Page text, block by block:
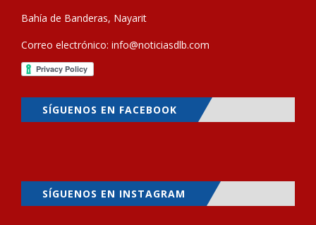
Bahía de Banderas, Nayarit
Correo electrónico: info@noticiasdlb.com
SÍGUENOS EN FACEBOOK
SÍGUENOS EN INSTAGRAM